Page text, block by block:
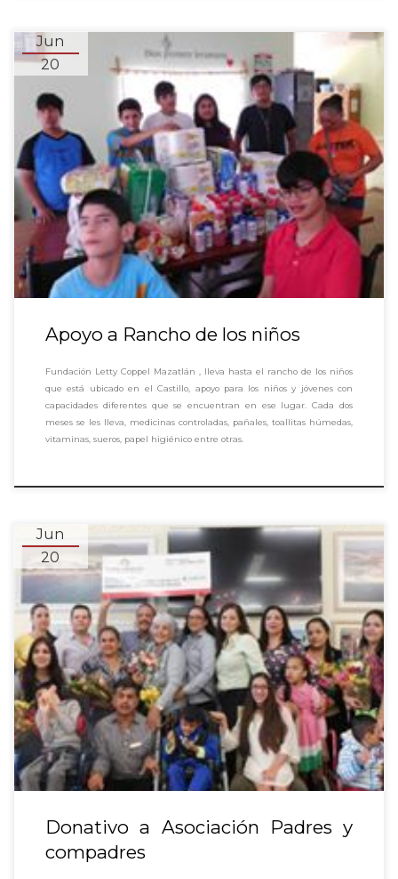
Jun
20
Apoyo a Rancho de los niños
Fundación Letty Coppel Mazatlán , lleva hasta el rancho de los niños
que está ubicado en el Castillo, apoyo para los niños y jóvenes con
capacidades diferentes que se encuentran en ese lugar. Cada dos
meses se les lleva, medicinas controladas, pañales, toallitas húmedas,
vitaminas, sueros, papel higiénico entre otras.
Jun
20
Donativo a Asociación Padres y
compadres